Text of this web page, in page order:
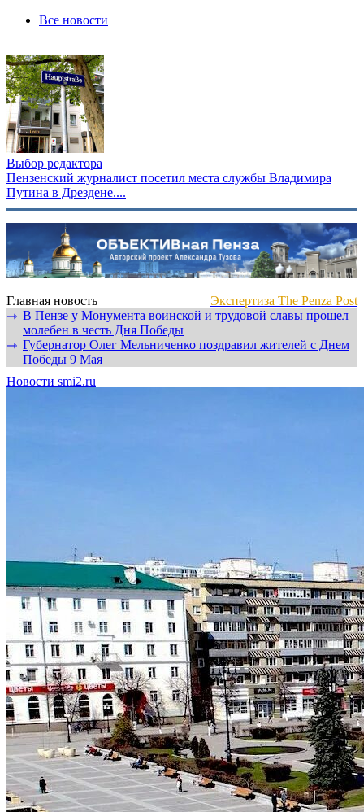
Все новости
Выбор редактора
Пензенский журналист посетил места службы Владимира
Путина в Дрездене....
Главная новость
Экспертиза The Penza Post
⇾ В Пензе у Монумента воинской и трудовой славы прошел
молебен в честь Дня Победы
⇾ Губернатор Олег Мельниченко поздравил жителей с Днем
Победы 9 Мая
Новости smi2.ru